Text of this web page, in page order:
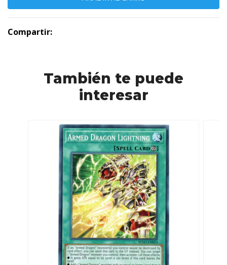
Compartir:
También te puede
interesar